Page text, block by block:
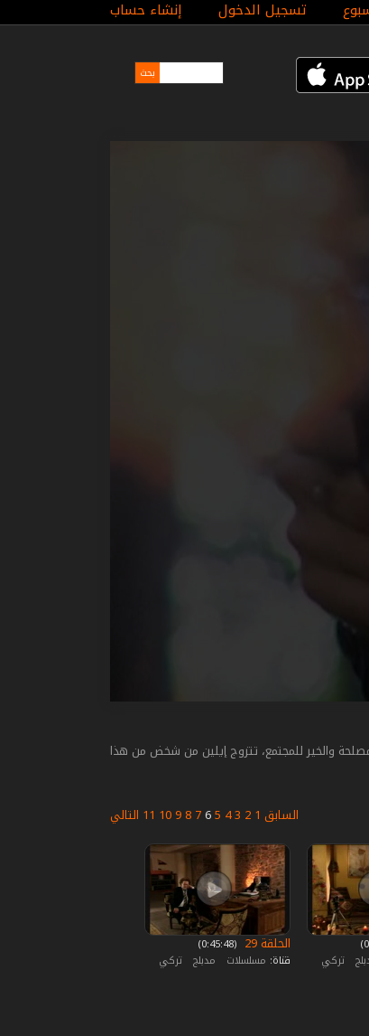
تسجيل الدخول إنشاء حساب
والخير للمجتمع، تتزوج إيلين من شخض من هذا
السابق 1
2
3
4
5
6
7
8
9
10
11 التالي
تركي
الحلقة 29
‏ (0:45:48)
قناة: مسلسلات مدبلج تركي